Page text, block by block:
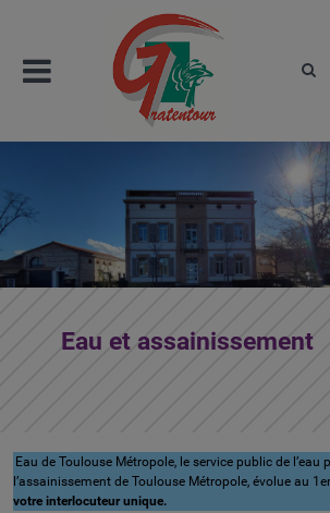
Menu
Gratentour
Mairie de Gratentour, Haute-
Eau et assainissement
Eau de Toulouse Métropole, le service public de l’eau
l’assainissement de Toulouse Métropole, évolue au
votre interlocuteur unique.